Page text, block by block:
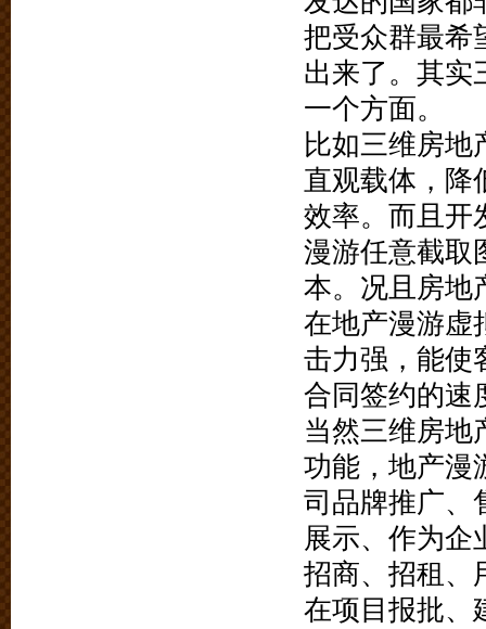
把受众群最希
出来了。其实
一个方面。
比如三维房地
直观载体，降
效率。而且开
漫游任意截取
本。况且房地
在地产漫游虚
击力强，能使
合同签约的速
当然三维房地
功能，地产漫
司品牌推广、
展示、作为企
招商、招租、
在项目报批、